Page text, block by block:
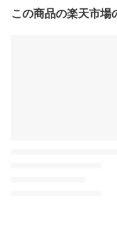
この商品の楽天市場